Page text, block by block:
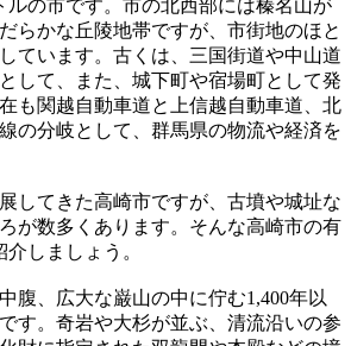
ルの市です。市の北西部には榛名山が
らかな丘陵地帯ですが、市街地のほと
ています。古くは、三国街道や中山道
して、また、城下町や宿場町として発
も関越自動車道と上信越自動車道、北
の分岐として、群馬県の物流や経済を
してきた高崎市ですが、古墳や城址な
が数多くあります。そんな高崎市の有
しましょう。
腹、広大な巌山の中に佇む1,400年以
す。奇岩や大杉が並ぶ、清流沿いの参